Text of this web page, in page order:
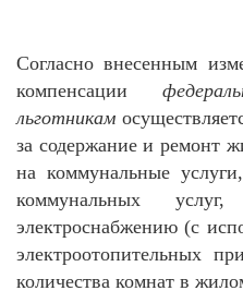
Согласно внесенным
компенсации
льготникам
за содержание и ремонт
на коммунальные
коммунальных
электроснабжению (с
электроотопительных
количества комнат в